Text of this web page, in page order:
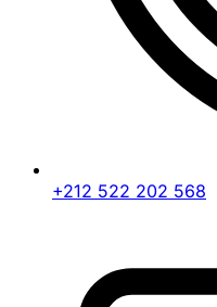
+212 522 202 568